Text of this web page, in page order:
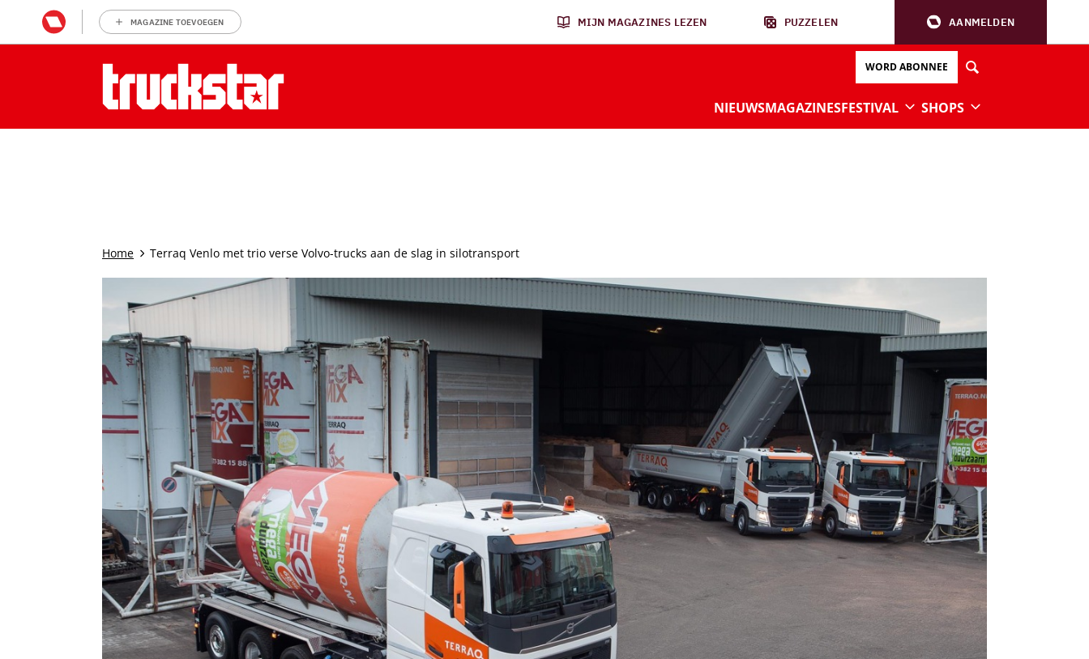
MAGAZINE TOEVOEGEN MIJN MAGAZINES LEZEN PUZZELEN AANMELDEN
WORD ABONNEE
NIEUWSMAGAZINESFESTIVAL SHOPS
Home Terraq Venlo met trio verse Volvo-trucks aan de slag in silotransport